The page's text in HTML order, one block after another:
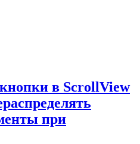
в ScrollView
при